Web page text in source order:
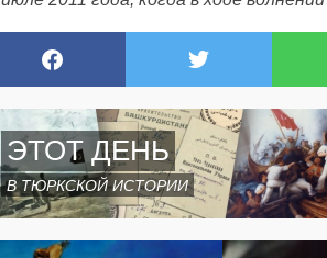
ЭТОТ ДЕНЬ
В ТЮРКСКОЙ ИСТОРИИ